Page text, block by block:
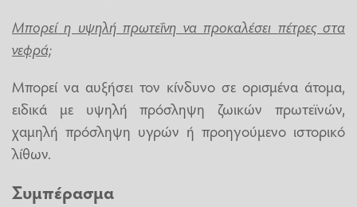
Μπορεί η υψηλή πρωτεΐνη να προκαλέσει πέτρες στα
νεφρά;
Μπορεί να αυξήσει τον κίνδυνο σε ορισμένα άτομα,
ειδικά με υψηλή πρόσληψη ζωικών πρωτεϊνών,
χαμηλή πρόσληψη υγρών ή προηγούμενο ιστορικό
λίθων.
Συμπέρασμα